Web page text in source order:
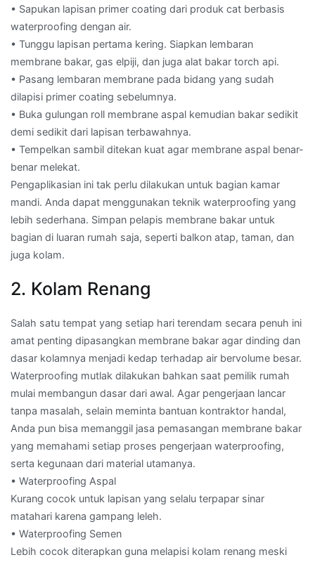
• Sapukan lapisan primer coating dari produk cat berbasis
waterproofing dengan air.
• Tunggu lapisan pertama kering. Siapkan lembaran
membrane bakar, gas elpiji, dan juga alat bakar torch api.
• Pasang lembaran membrane pada bidang yang sudah
dilapisi primer coating sebelumnya.
• Buka gulungan roll membrane aspal kemudian bakar sedikit
demi sedikit dari lapisan terbawahnya.
• Tempelkan sambil ditekan kuat agar membrane aspal benar-
benar melekat.
Pengaplikasian ini tak perlu dilakukan untuk bagian kamar
mandi. Anda dapat menggunakan teknik waterproofing yang
lebih sederhana. Simpan pelapis membrane bakar untuk
bagian di luaran rumah saja, seperti balkon atap, taman, dan
juga kolam.
2. Kolam Renang
Salah satu tempat yang setiap hari terendam secara penuh ini
amat penting dipasangkan membrane bakar agar dinding dan
dasar kolamnya menjadi kedap terhadap air bervolume besar.
Waterproofing mutlak dilakukan bahkan saat pemilik rumah
mulai membangun dasar dari awal. Agar pengerjaan lancar
tanpa masalah, selain meminta bantuan kontraktor handal,
Anda pun bisa memanggil jasa pemasangan membrane bakar
yang memahami setiap proses pengerjaan waterproofing,
serta kegunaan dari material utamanya.
• Waterproofing Aspal
Kurang cocok untuk lapisan yang selalu terpapar sinar
matahari karena gampang leleh.
• Waterproofing Semen
Lebih cocok diterapkan guna melapisi kolam renang meski